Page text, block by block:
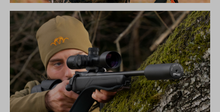
DIE NEUE SILENCE KOLLEKTION